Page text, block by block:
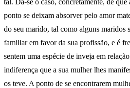
ponto se deixam absorver pelo amor
do seu marido, tal como alguns maridos
familiar em favor da sua profissão, e é
sentem uma espécie de inveja em
indiferença que a sua mulher lhes
os teve. A ponto de se encontrarem